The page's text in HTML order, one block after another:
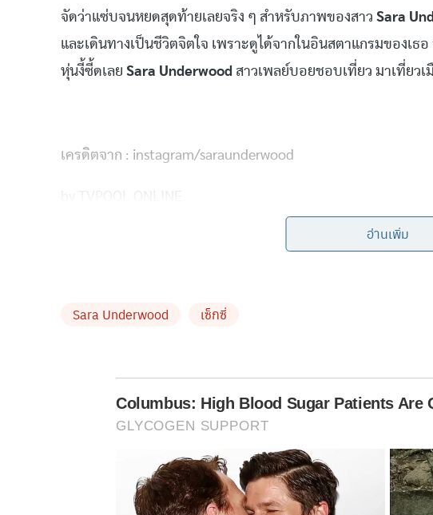
จัดว่าแซ่บจนหยดสุดท้ายเลยจริง ๆ สำหรับภาพของสาว Sara
และเดินทางเป็นชีวิตจิตใจ เพราะดูได้จากในอินสตาแกรมของเธ
หุ่นงี้ซี้ดเลย Sara Underwood สาวเพลย์บอยชอบเที่ยว มาเที่ยว
เครดิตจาก : instagram/saraunderwood
อ่านเพิ่ม
Sara Underwood เซ็กซี่
Columbus: High Blood Sugar Patients Are
GLYCOGEN SUPPORT